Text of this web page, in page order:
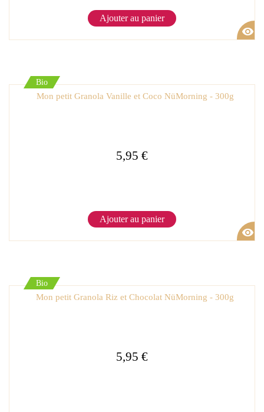
Ajouter au panier
visibility
Bio
Mon petit Granola Vanille et Coco NüMorning - 300g
5,95 €
Ajouter au panier
visibility
Bio
Mon petit Granola Riz et Chocolat NüMorning - 300g
5,95 €